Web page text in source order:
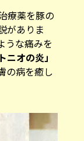
療薬を豚の
がありま
うな痛みを
ニオの炎」
の病を癒し